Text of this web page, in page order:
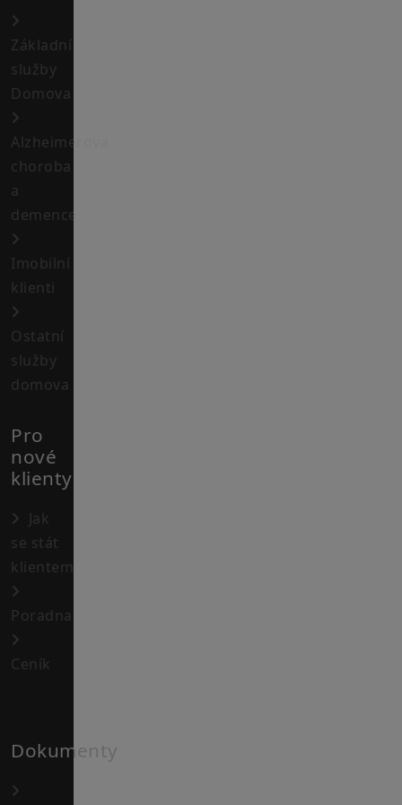
Základní
služby
Domova
Alzheimerova
choroba
a
demence
Imobilní
klienti
Ostatní
služby
domova
Pro
nové
klienty
Jak
se stát
klientem
Poradna
Ceník
Dokumenty